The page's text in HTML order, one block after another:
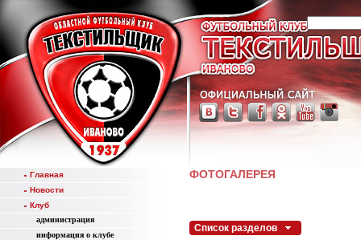
Главная
Новости
Клуб
администрация
информация о клубе
ФОТОГАЛЕРЕЯ
Список разделов